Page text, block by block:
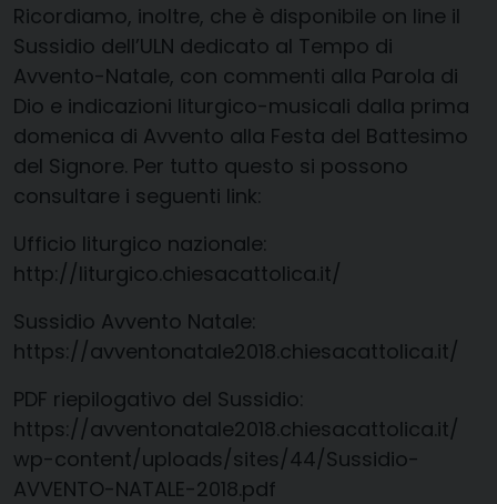
Ricordiamo, inoltre, che è disponibile on line il
Sussidio dell’ULN dedicato al Tempo di
Avvento-Natale, con commenti alla Parola di
Dio e indicazioni liturgico-musicali dalla prima
domenica di Avvento alla Festa del Battesimo
del Signore. Per tutto questo si possono
consultare i seguenti link:
Ufficio liturgico nazionale:
http://liturgico.chiesacattolica.it/
Sussidio Avvento Natale:
https://avventonatale2018.chiesacattolica.it/
PDF riepilogativo del Sussidio:
https://avventonatale2018.chiesacattolica.it/
wp-content/uploads/sites/44/Sussidio-
AVVENTO-NATALE-2018.pdf